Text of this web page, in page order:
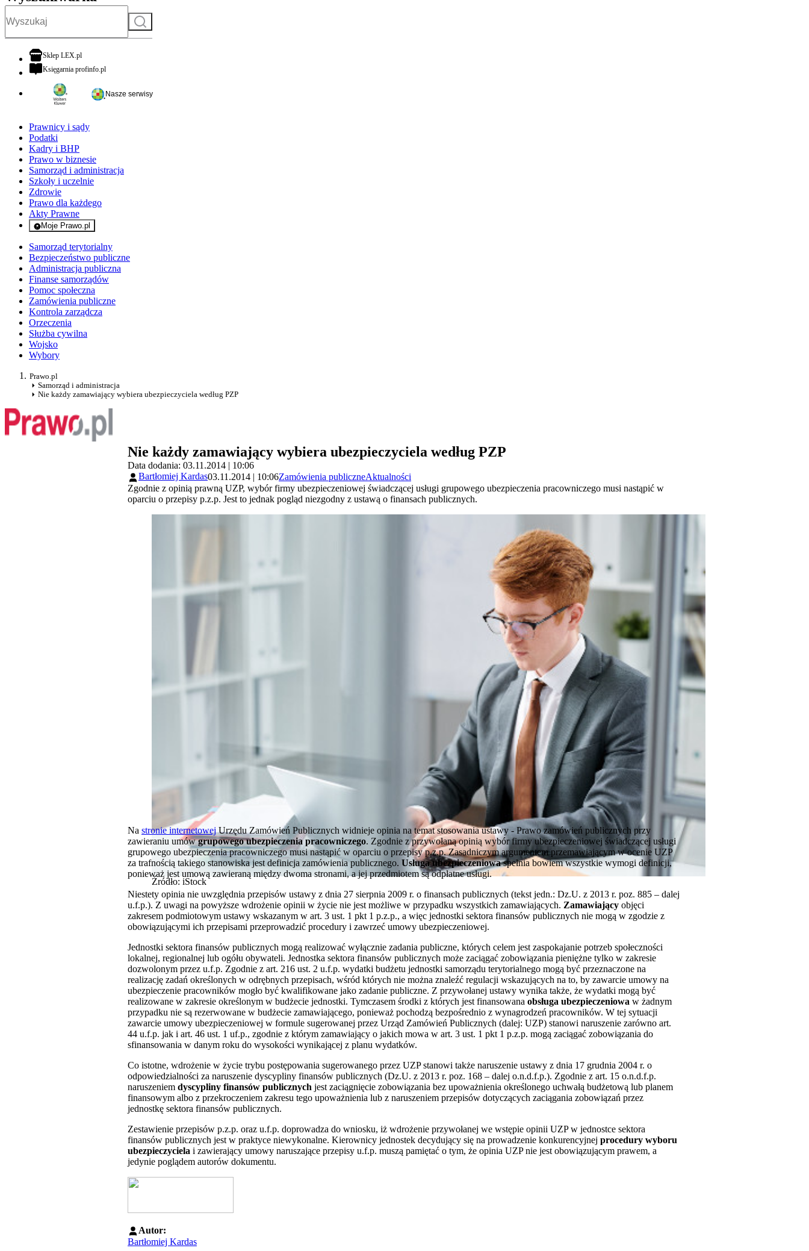
Szukaj
Sklep LEX.plotwiera się w nowej karcie
Księgarnia profinfo.plotwiera się w nowej karcie
Nasze serwisy
Prawnicy i sądy
Podatki
Kadry i BHP
Prawo w biznesie
Samorząd i administracja
Szkoły i uczelnie
Zdrowie
Prawo dla każdego
Akty Prawne
Moje Prawo.pl
- rejestracja i logowanie do serwisu
Samorząd terytorialny
Bezpieczeństwo publiczne
Administracja publiczna
Finanse samorządów
Pomoc społeczna
Zamówienia publiczne
Kontrola zarządcza
Orzeczenia
Służba cywilna
Wojsko
Wybory
Prawo.pl
Samorząd i administracja
Nie każdy zamawiający wybiera ubezpieczyciela według PZP
Nie każdy zamawiający wybiera ubezpieczyciela według PZP
Data dodania: 03.11.2014 | 10:06
Bartłomiej Kardas03.11.2014 | 10:06Zamówienia publiczneAktualności
Zgodnie z opinią prawną UZP, wybór firmy ubezpieczeniowej świadczącej usługi grupowego ubezpieczenia pracowniczego musi nastąpić w
oparciu o przepisy p.z.p. Jest to jednak pogląd niezgodny z ustawą o finansach publicznych.
Źródło: iStock
Na stronie internetowejUrzędu Zamówień Publicznych widnieje opinia na temat stosowania ustawy - Prawo zamówień publicznych przy
zawieraniu umówgrupowego ubezpieczenia pracowniczego. Zgodnie z przywołaną opinią wybór firmy ubezpieczeniowej świadczącej usługi
grupowego ubezpieczenia pracowniczego musi nastąpić w oparciu o przepisy p.z.p. Zasadniczym argumentem przemawiającym w ocenie UZP
za trafnością takiego stanowiska jest definicja zamówienia publicznego. Usługa ubezpieczeniowaspełnia bowiem wszystkie wymogi definicji,
ponieważ jest umową zawieraną między dwoma stronami, a jej przedmiotem są odpłatne usługi.
Niestety opinia nie uwzględnia przepisów ustawy z dnia 27 sierpnia 2009 r. o finansach publicznych (tekst jedn.: Dz.U. z 2013 r. poz. 885 – dalej
u.f.p.). Z uwagi na powyższe wdrożenie opinii w życie nie jest możliwe w przypadku wszystkich zamawiających. Zamawiający objęci
zakresem podmiotowym ustawy wskazanym w art. 3 ust. 1 pkt 1 p.z.p., a więc jednostki sektora finansów publicznych nie mogą w zgodzie z
obowiązującymi ich przepisami przeprowadzić procedury i zawrzeć umowy ubezpieczeniowej.
Jednostki sektora finansów publicznych mogą realizować wyłącznie zadania publiczne, których celem jest zaspokajanie potrzeb społeczności
lokalnej, regionalnej lub ogółu obywateli. Jednostka sektora finansów publicznych może zaciągać zobowiązania pieniężne tylko w zakresie
dozwolonym przez u.f.p. Zgodnie z art. 216 ust. 2 u.f.p. wydatki budżetu jednostki samorządu terytorialnego mogą być przeznaczone na
realizację zadań określonych w odrębnych przepisach, wśród których nie można znaleźć regulacji wskazujących na to, by zawarcie umowy na
ubezpieczenie pracowników mogło być kwalifikowane jako zadanie publiczne. Z przywołanej ustawy wynika także, że wydatki mogą być
realizowane w zakresie określonym w budżecie jednostki. Tymczasem środki z których jest finansowana obsługa ubezpieczeniowa w żadnym
przypadku nie są rezerwowane w budżecie zamawiającego, ponieważ pochodzą bezpośrednio z wynagrodzeń pracowników. W tej sytuacji
zawarcie umowy ubezpieczeniowej w formule sugerowanej przez Urząd Zamówień Publicznych (dalej: UZP) stanowi naruszenie zarówno art.
44 u.f.p. jak i art. 46 ust. 1 uf.p., zgodnie z którym zamawiający o jakich mowa w art. 3 ust. 1 pkt 1 p.z.p. mogą zaciągać zobowiązania do
sfinansowania w danym roku do wysokości wynikającej z planu wydatków.
Co istotne, wdrożenie w życie trybu postępowania sugerowanego przez UZP stanowi także naruszenie ustawy z dnia 17 grudnia 2004 r. o
odpowiedzialności za naruszenie dyscypliny finansów publicznych (Dz.U. z 2013 r. poz. 168 – dalej o.n.d.f.p.). Zgodnie z art. 15 o.n.d.f.p.
naruszeniem dyscypliny finansów publicznych jest zaciągnięcie zobowiązania bez upoważnienia określonego uchwałą budżetową lub planem
finansowym albo z przekroczeniem zakresu tego upoważnienia lub z naruszeniem przepisów dotyczących zaciągania zobowiązań przez
jednostkę sektora finansów publicznych.
Zestawienie przepisów p.z.p. oraz u.f.p. doprowadza do wniosku, iż wdrożenie przywołanej we wstępie opinii UZP w jednostce sektora
finansów publicznych jest w praktyce niewykonalne. Kierownicy jednostek decydujący się na prowadzenie konkurencyjnej procedury wyboru
ubezpieczyciela i zawierający umowy naruszające przepisy u.f.p. muszą pamiętać o tym, że opinia UZP nie jest obowiązującym prawem, a
jedynie poglądem autorów dokumentu.
Autor:
Bartłomiej Kardas